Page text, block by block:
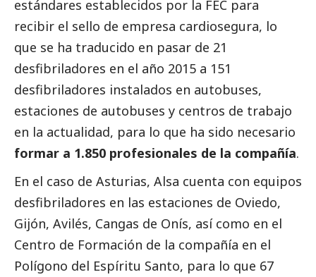
estándares establecidos por la FEC para
recibir el sello de empresa cardiosegura, lo
que se ha traducido en pasar de 21
desfibriladores en el año 2015 a 151
desfibriladores instalados en autobuses,
estaciones de autobuses y centros de trabajo
en la actualidad, para lo que ha sido necesario
formar a 1.850 profesionales de la compañía.
En el caso de Asturias, Alsa cuenta con equipos
desfibriladores en las estaciones de Oviedo,
Gijón, Avilés, Cangas de Onís, así como en el
Centro de Formación de la compañía en el
Polígono del Espíritu Santo, para lo que 67